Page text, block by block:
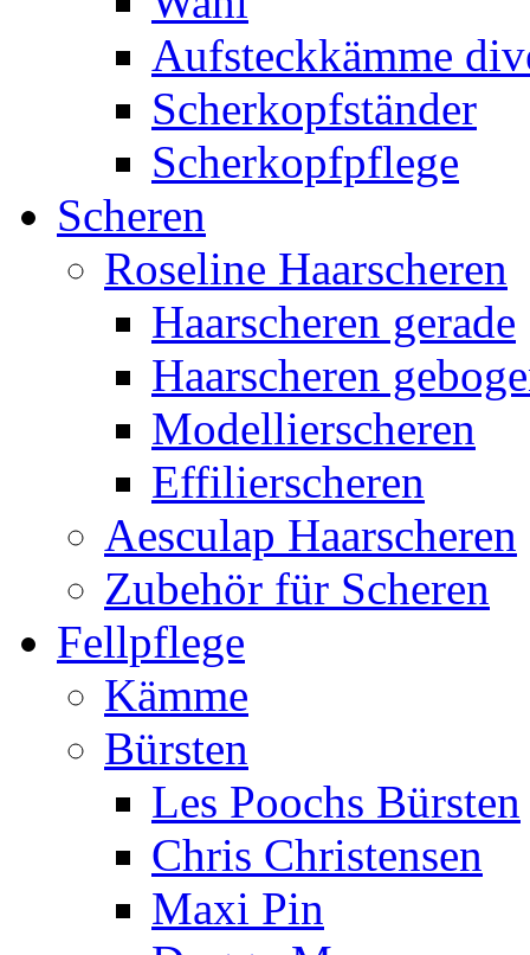
Aufsteckkämme
Scherkopfständer
Scherkopfpflege
Scheren
Roseline Haarscheren
Haarscheren gerade
Haarscheren
Modellierscheren
Effilierscheren
Aesculap Haarscheren
Zubehör für Scheren
Fellpflege
Kämme
Bürsten
Les Poochs Bürsten
Chris Christensen
Maxi Pin